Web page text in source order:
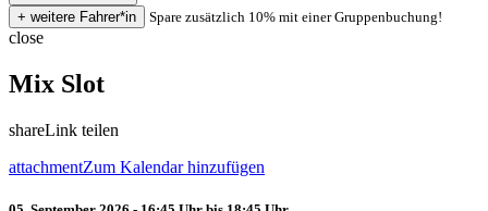
Spare zusätzlich 10% mit einer Gruppenbuchung!
close
Mix Slot
shareLink teilen
attachmentZum Kalendar hinzufügen